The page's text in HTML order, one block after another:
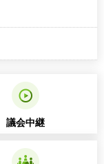
議会中継